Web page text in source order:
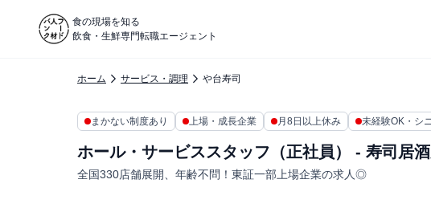
食の現場を知る
飲食・生鮮専門転職エージェント
ホーム サービス・調理 や台寿司
まかない制度あり 上場・成長企業 月8日以上休み 未経験OK・シ
ホール・サービススタッフ（正社員） - 寿司居
全国330店舗展開、年齢不問！東証一部上場企業の求人◎